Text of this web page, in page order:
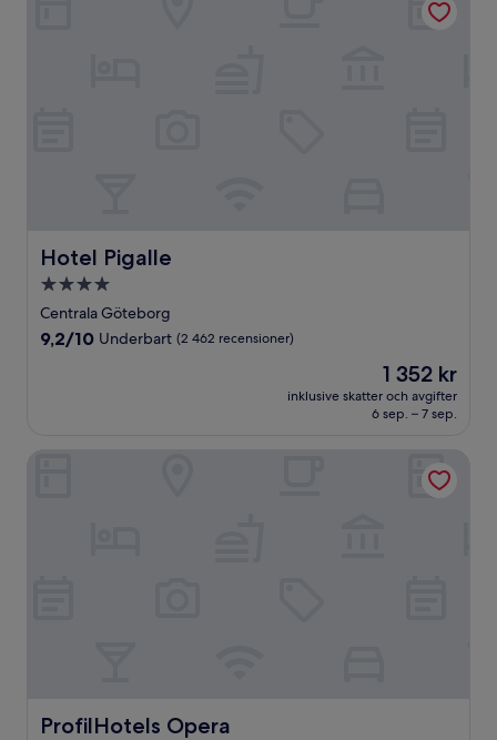
Hotel Pigalle
Hotel Pigalle
4.0-
stjärnigt
boende
Centrala Göteborg
9.2
9,2/10 Underbart (2 462 recensioner)
Priset
är
1 352 kr
1 352 kr
inklusive skatter och avgifter
6 sep. – 7 sep.
ProfilHotels Opera
ProfilHotels Opera